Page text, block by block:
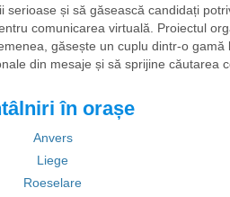
și să găsească candidați
comunicarea virtuală. Proiectul
găsește un cuplu dintr-o
din mesaje și să sprijine căutarea
în orașe
Anvers
Liege
Roeselare